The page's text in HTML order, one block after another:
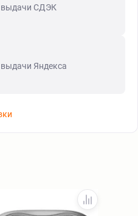
выдачи СДЭК
Яндекса